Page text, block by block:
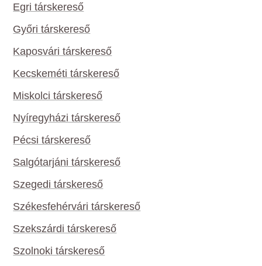
Egri társkereső
Győri társkereső
Kaposvári társkereső
Kecskeméti társkereső
Miskolci társkereső
Nyíregyházi társkereső
Pécsi társkereső
Salgótarjáni társkereső
Szegedi társkereső
Székesfehérvári társkereső
Szekszárdi társkereső
Szolnoki társkereső